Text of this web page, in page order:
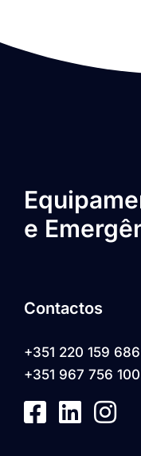
e
Contactos
+351 220 159 686
+351 967 756 100